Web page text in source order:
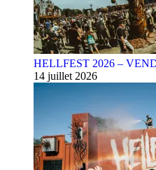
HELLFEST 2026 –
14 juillet 2026